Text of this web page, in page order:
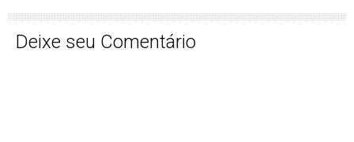
Deixe seu Comentário